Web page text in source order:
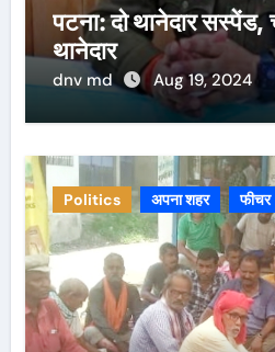
पटना: दो थानेदार सस्पेंड,
थानेदार
dnv md Aug 19, 2024
Politics अपना शहर फीचर